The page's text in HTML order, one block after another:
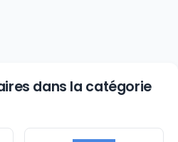
dans la catégorie